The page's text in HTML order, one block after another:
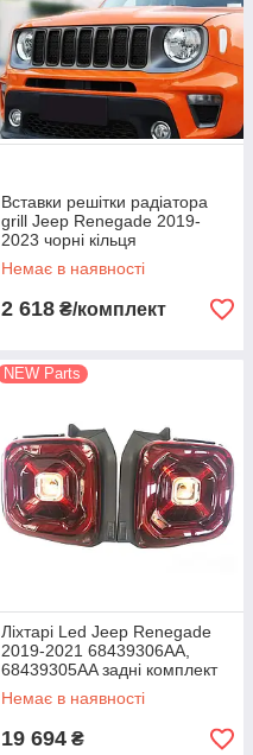
Вставки решітки радіатора
grill Jeep Renegade 2019-
2023 чорні кільця
6VM90SZ0AA
Немає в наявності
2 618 ₴/комплект
NEW Parts
Ліхтарі Led Jeep Renegade
2019-2021 68439306AA,
68439305AA задні комплект
Немає в наявності
19 694 ₴